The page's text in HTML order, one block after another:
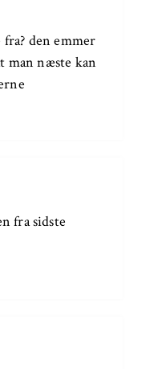
den emmer
man næste kan
fra sidste